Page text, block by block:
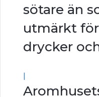
sötare än
utmärkt
drycker
|